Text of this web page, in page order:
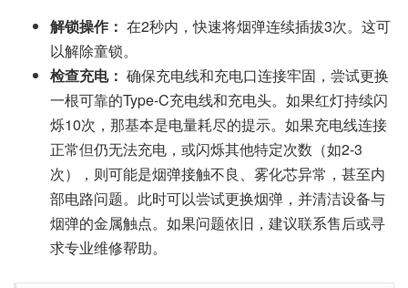
解锁操作： 在2秒内，快速将烟弹连续插拔3次。这可
以解除童锁。
检查充电： 确保充电线和充电口连接牢固，尝试更换
一根可靠的Type-C充电线和充电头。如果红灯持续闪
烁10次，那基本是电量耗尽的提示。如果充电线连接
正常但仍无法充电，或闪烁其他特定次数（如2-3
次），则可能是烟弹接触不良、雾化芯异常，甚至内
部电路问题。此时可以尝试更换烟弹，并清洁设备与
烟弹的金属触点。如果问题依旧，建议联系售后或寻
求专业维修帮助。